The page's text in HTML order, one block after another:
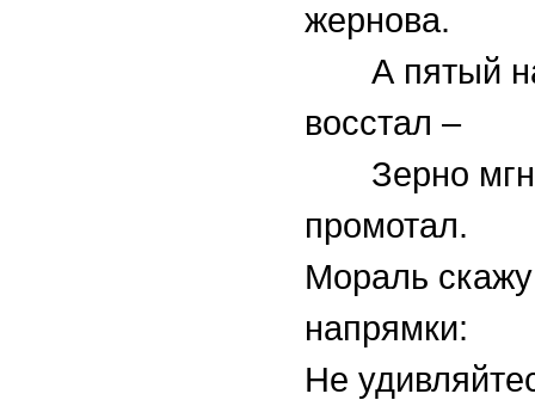
жернова.
А пятый
восстал –
Зерно
промотал.
Мораль
напрямки:
Не